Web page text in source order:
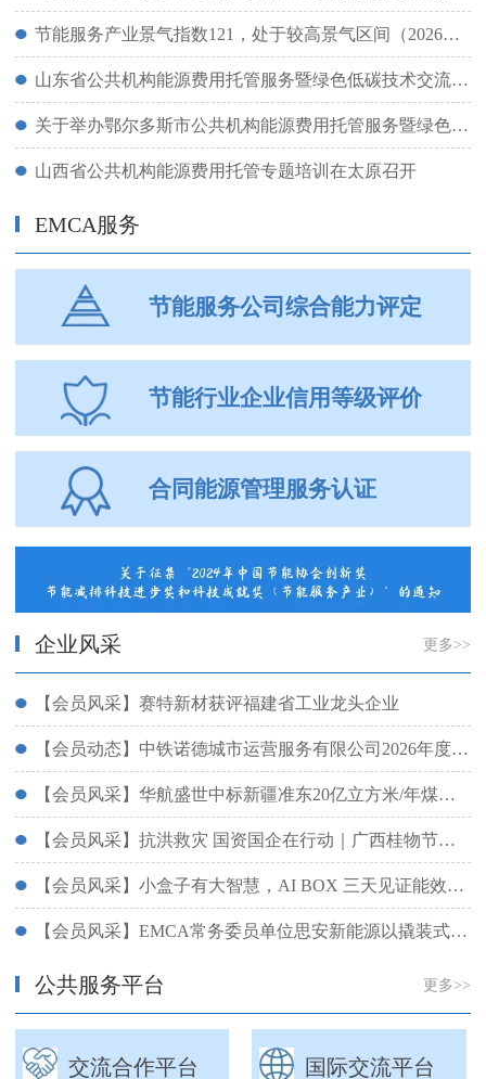
节能服务产业景气指数121，处于较高景气区间（2026年第二季度）
山东省公共机构能源费用托管服务暨绿色低碳技术交流会在烟台市成功举办
关于举办鄂尔多斯市公共机构能源费用托管服务暨绿色低碳技术交流会的通知
山西省公共机构能源费用托管专题培训在太原召开
EMCA服务
节能服务公司综合能力评定
节能行业企业信用等级评价
合同能源管理服务认证
企业风采 更多>>
【会员风采】赛特新材获评福建省工业龙头企业
【会员动态】中铁诺德城市运营服务有限公司2026年度智慧运维供应商招募正式启动
【会员风采】华航盛世中标新疆准东20亿立方米/年煤制天然气项目工质发电装置！
【会员风采】抗洪救灾 国资国企在行动｜广西桂物节能集团有限公司完成物流学院供水系统抢修恢复通水
【会员风采】小盒子有大智慧，AI BOX 三天见证能效升级
【会员风采】EMCA常务委员单位思安新能源以撬装式电储热锅炉为核心设备，打造“新能源+绿电直连通道+电储热+热能终端”
公共服务平台 更多>>
交流合作平台 国际交流平台